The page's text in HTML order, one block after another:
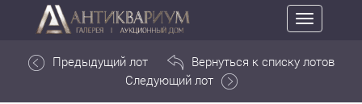
Toggle
navigation
Предыдущий лот
Вернуться к списку лотов
Следующий лот